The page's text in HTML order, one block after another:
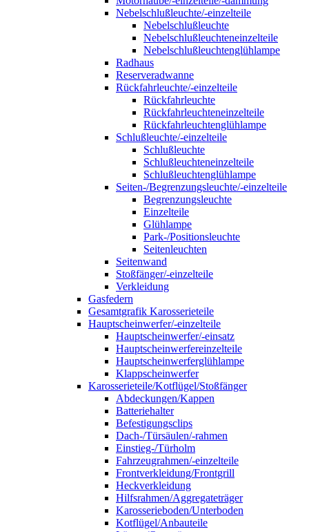
Nebelschlußleuchte/-einzelteile
Nebelschlußleuchte
Nebelschlußleuchteneinzelteile
Nebelschlußleuchtenglühlampe
Radhaus
Reserveradwanne
Rückfahrleuchte/-einzelteile
Rückfahrleuchte
Rückfahrleuchteneinzelteile
Rückfahrleuchtenglühlampe
Schlußleuchte/-einzelteile
Schlußleuchte
Schlußleuchteneinzelteile
Schlußleuchtenglühlampe
Seiten-/Begrenzungsleuchte/-einzelteile
Begrenzungsleuchte
Einzelteile
Glühlampe
Park-/Positionsleuchte
Seitenleuchten
Seitenwand
Stoßfänger/-einzelteile
Verkleidung
Gasfedern
Gesamtgrafik Karosserieteile
Hauptscheinwerfer/-einzelteile
Hauptscheinwerfer/-einsatz
Hauptscheinwerfereinzelteile
Hauptscheinwerferglühlampe
Klappscheinwerfer
Karosserieteile/Kotflügel/Stoßfänger
Abdeckungen/Kappen
Batteriehalter
Befestigungsclips
Dach-/Türsäulen/-rahmen
Einstieg-/Türholm
Fahrzeugrahmen/-einzelteile
Frontverkleidung/Frontgrill
Heckverkleidung
Hilfsrahmen/Aggregateträger
Karosserieboden/Unterboden
Kotflügel/Anbauteile